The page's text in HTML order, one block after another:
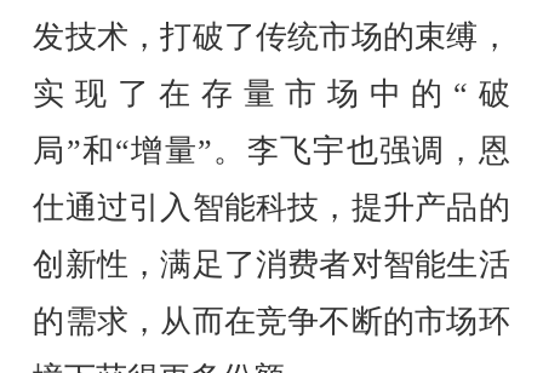
发技术，打破了传统市场的束缚，
实现了在存量市场中的“破
局”和“增量”。李飞宇也强调，恩
仕通过引入智能科技，提升产品的
创新性，满足了消费者对智能生活
的需求，从而在竞争不断的市场环